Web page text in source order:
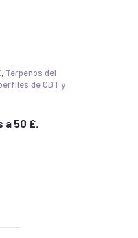
, Terpenos del
de CDT y
a 50 £.